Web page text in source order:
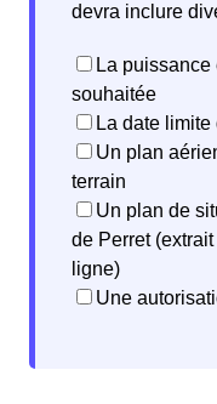
devra inclure
La
souhaitée
La date
Un plan
terrain
Un plan de
de Perret
ligne)
Une